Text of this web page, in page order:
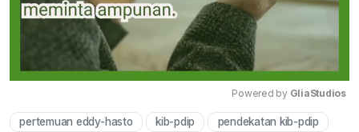
Mute
Powered by GliaStudios
pertemuan eddy-hasto kib-pdip pendekatan kib-pdip